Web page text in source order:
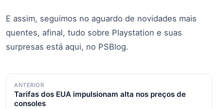
E assim, seguimos no aguardo de novidades mais
quentes, afinal, tudo sobre Playstation e suas
surpresas está aqui, no PSBlog.
Navegação
de
ANTERIOR
Tarifas dos EUA impulsionam alta nos preços de
consoles